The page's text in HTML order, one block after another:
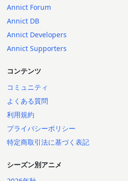
Annict Forum
Annict DB
Annict Developers
Annict Supporters
コンテンツ
コミュニティ
よくある質問
利用規約
プライバシーポリシー
特定商取引法に基づく表記
シーズン別アニメ